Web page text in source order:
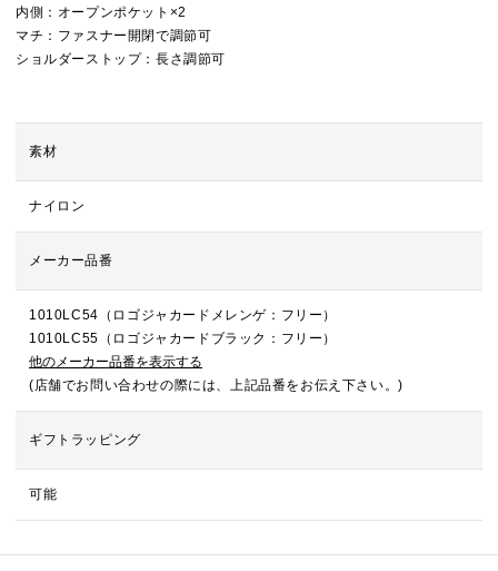
内側：オープンポケット×2
マチ：ファスナー開閉で調節可
ショルダーストップ：長さ調節可
素材
ナイロン
メーカー品番
1010LC54（ロゴジャカードメレンゲ：フリー）
1010LC55（ロゴジャカードブラック：フリー）
他のメーカー品番を表示する
(店舗でお問い合わせの際には、上記品番をお伝え下さい。)
ギフトラッピング
可能